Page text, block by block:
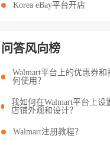
Korea eBay平台开店
问答风向榜
Walmart平台上的优惠券和
何使用？
我如何在Walmart平台上设
店铺外观和设计？
Walmart注册教程？